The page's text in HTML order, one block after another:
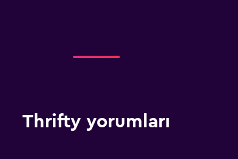
Thrifty yorumları